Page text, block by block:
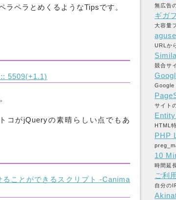
ラペラとめくるようなTipsです。
5509(+1.1)
コがjQueryの素晴らしい点でもあ
ことができるスクリプト -Canima
無広告
ギガ
大容量
URLか
競合サ
Google
サイト
HTML
PHP
10
時間延
ご利
自分の